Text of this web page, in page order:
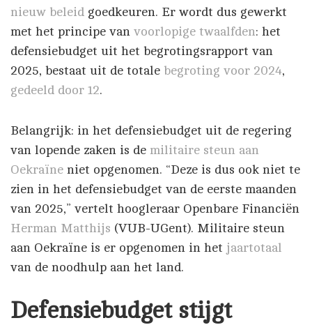
nieuw beleid goedkeuren. Er wordt dus gewerkt
met het principe van voorlopige twaalfden: het
defensiebudget uit het begrotingsrapport van
2025, bestaat uit de totale begroting voor 2024,
gedeeld door 12.
Belangrijk: in het defensiebudget uit de regering
van lopende zaken is de militaire steun aan
Oekraïne niet opgenomen. “Deze is dus ook niet te
zien in het defensiebudget van de eerste maanden
van 2025,” vertelt hoogleraar Openbare Financiën
Herman Matthijs (VUB-UGent). Militaire steun
aan Oekraïne is er opgenomen in het jaartotaal
van de noodhulp aan het land.
Defensiebudget stijgt